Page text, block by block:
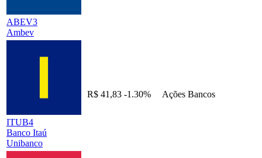
ABEV3
Ambev
ITUB4
Banco Itaú
Unibanco
R$ 41,83 -1.30% Ações Bancos